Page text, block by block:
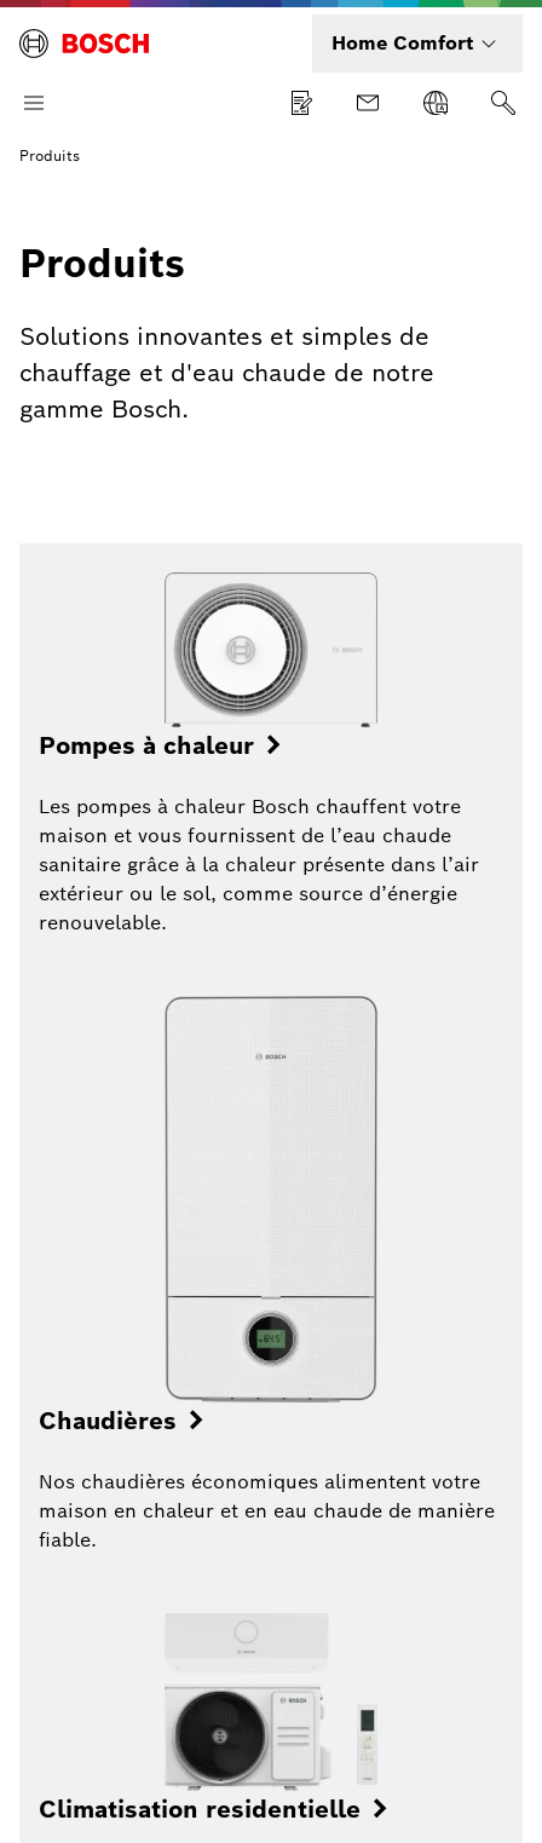
Home Comfort
Produits
Produits
Solutions innovantes et simples de
chauffage et d'eau chaude de notre
gamme Bosch.
Pompes à chaleur
Les pompes à chaleur Bosch chauffent votre
maison et vous fournissent de l’eau chaude
sanitaire grâce à la chaleur présente dans l’air
extérieur ou le sol, comme source d’énergie
renouvelable.
Chaudières
Nos chaudières économiques alimentent votre
maison en chaleur et en eau chaude de manière
fiable.
Climatisation residentielle